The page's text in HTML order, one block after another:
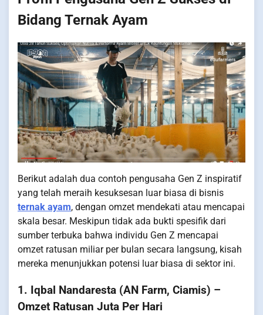
Bidang Ternak Ayam
Berikut adalah dua contoh pengusaha Gen Z inspiratif
yang telah meraih kesuksesan luar biasa di bisnis
ternak ayam, dengan omzet mendekati atau mencapai
skala besar. Meskipun tidak ada bukti spesifik dari
sumber terbuka bahwa individu Gen Z mencapai
omzet ratusan miliar per bulan secara langsung, kisah
mereka menunjukkan potensi luar biasa di sektor ini.
1. Iqbal Nandaresta (AN Farm, Ciamis) –
Omzet Ratusan Juta Per Hari